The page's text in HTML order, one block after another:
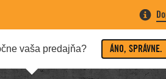
vaša predajňa? ÁNO, SPRÁVNE.